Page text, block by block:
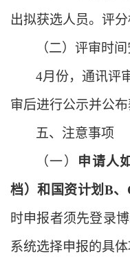
出拟获选人员。评分
（二）评审时
4月份，通讯评
审后进行公示并公布
五、注意事项
（一） 申请人
档）和国资计划B
时申报者须先登录
系统选择申报的具